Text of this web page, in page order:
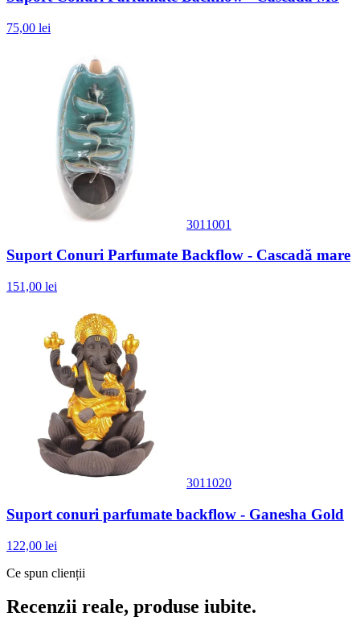
75,00 lei
3011001
Suport Conuri Parfumate Backflow - Cascadă mare
151,00 lei
3011020
Suport conuri parfumate backflow - Ganesha Gold
122,00 lei
Ce spun clienții
Recenzii reale, produse iubite.